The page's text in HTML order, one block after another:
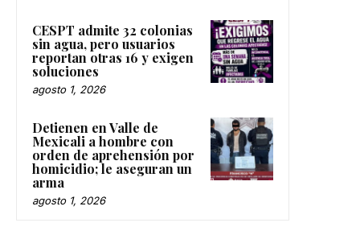
CESPT admite 32 colonias
sin agua, pero usuarios
reportan otras 16 y exigen
soluciones
agosto 1, 2026
Detienen en Valle de
Mexicali a hombre con
orden de aprehensión por
homicidio; le aseguran un
arma
agosto 1, 2026